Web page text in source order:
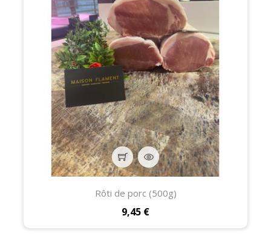
Rôti de porc (500g)
Prix
9,45 €